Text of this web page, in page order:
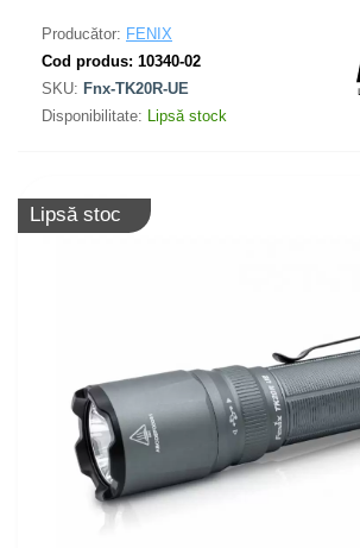
Producător: FENIX
Cod produs: 10340-02
SKU: Fnx-TK20R-UE
Disponibilitate: Lipsă stock
Lipsă stoc